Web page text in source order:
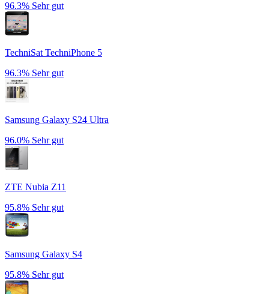
96.3% Sehr gut
TechniSat TechniPhone 5
96.3% Sehr gut
Samsung Galaxy S24 Ultra
96.0% Sehr gut
ZTE Nubia Z11
95.8% Sehr gut
Samsung Galaxy S4
95.8% Sehr gut